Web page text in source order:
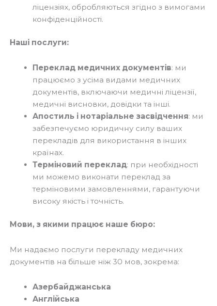
ліцензіях, обробляються згідно з вимогами
конфіденційності.
Наші послуги:
Переклад медичних документів: ми
працюємо з усіма видами медичних
документів, включаючи медичні ліцензії,
медичні висновки, довідки та інші.
Апостиль і нотаріальне засвідчення: ми
забезпечуємо юридичну силу ваших
перекладів для використання в інших
країнах.
Терміновий переклад: при необхідності
ми можемо виконати переклад за
терміновими замовленнями, гарантуючи
високу якість і точність.
Мови, з якими працює наше бюро:
Ми надаємо послуги перекладу медичних
документів на більше ніж 30 мов, зокрема:
Азербайджанська
Англійська